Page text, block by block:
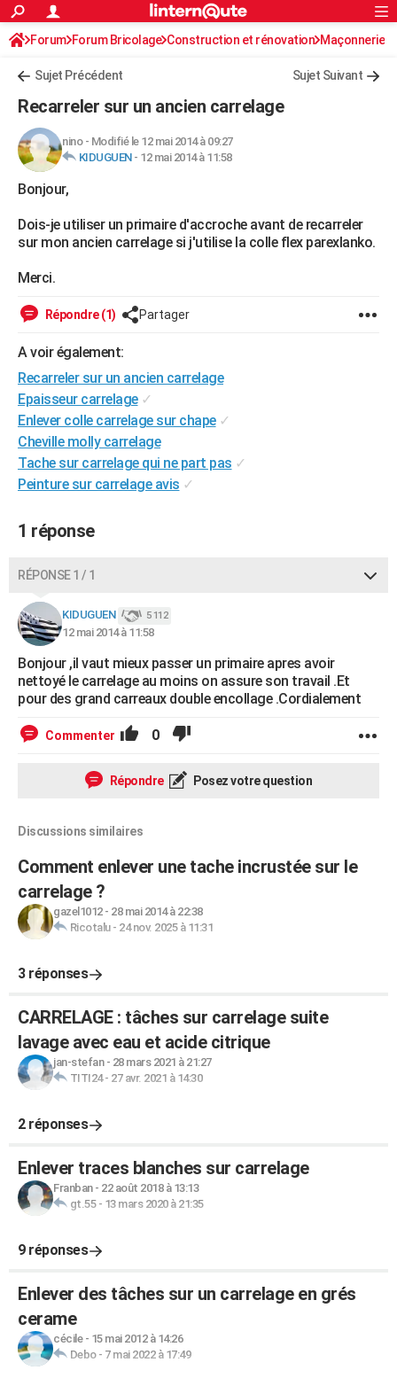
ACTUALITÉS
Politique
Société
Faits Divers
Education
Monde
Villes
+
FINANCE
Retraite
Impôts
Epargne
Immobilier
Risques naturels par ville
Banque
Assurance
Crédit
AUTO
Essais
Réserver un essai
Citadines
Berlines
SUV
Forum auto
+HIGH-TECH
Mobiles
Meilleur smartphone
Internet
Ordinateurs
Jeux vidéo
Guide high-tech
+BRICOLAGE
Forum
Aménagement intérieur
Extérieur
Cuisine
Salle de bains
Jardinage
Rangement
WEEK-END
Guides de France
Escapades
Patrimoine
Expositions
Musées
Week-end nature
LIFESTYLE
SANTE
Alimentation
Guide de la santé
Maladies
Médicaments
Sommeil
VOYAGE
Destinations
City break
Voyage nature
Voyage de noces
Forum
Climat
+PHOTO
GUIDES D'ACHAT
BONS PLANS
CARTE DE VOEUX
COPAINS D'AVANT
S'inscrire
Se connecter
Lycées
Collèges
Primaires
Universités
Entreprises
Service militaire
Avis de recherche
AVIS DE DÉCÈS
FORUM
Bricolage
Lifestyle
Culture
Sport
Auto
Television
Voyage
Cinema
Rechercher
S'inscrire
Connexion
Forum Forum Bricolage Construction et rénovation Maçonnerie
Sujet Précédent Sujet Suivant
Recarreler sur un ancien carrelage
nino- Modifié le 12 mai 2014 à 09:27
KIDUGUEN- 12 mai 2014 à 11:58
Bonjour,
Dois-je utiliser un primaire d'accroche avant de recarreler
sur mon ancien carrelage si j'utilise la colle flex parexlanko.
Merci.
Répondre (1) Partager
A voir également:
Recarreler sur un ancien carrelage
Epaisseur carrelage ✓
Enlever colle carrelage sur chape ✓
Cheville molly carrelage
Tache sur carrelage qui ne part pas ✓
Peinture sur carrelage avis ✓
1 réponse
RÉPONSE 1 / 1
KIDUGUEN 5 112
12 mai 2014 à 11:58
Bonjour ,il vaut mieux passer un primaire apres avoir
nettoyé le carrelage au moins on assure son travail .Et
pour des grand carreaux double encollage .Cordialement
Commenter 0
Répondre Posez votre question
Discussions similaires
Comment enlever une tache incrustée sur le
carrelage ?
gazel1012- 28 mai 2014 à 22:38
Ricotalu- 24 nov. 2025 à 11:31
3 réponses
CARRELAGE : tâches sur carrelage suite
lavage avec eau et acide citrique
jan-stefan- 28 mars 2021 à 21:27
TITI24- 27 avr. 2021 à 14:30
2 réponses
Enlever traces blanches sur carrelage
Franban- 22 août 2018 à 13:13
gt.55- 13 mars 2020 à 21:35
9 réponses
Enlever des tâches sur un carrelage en grés
cerame
cécile- 15 mai 2012 à 14:26
Debo- 7 mai 2022 à 17:49